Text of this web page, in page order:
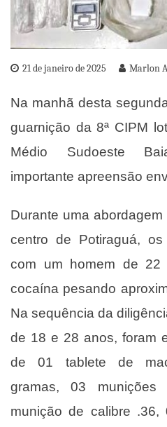
21 de janeiro de 2025 Marlon
Na manhã desta
guarnição da 8ª CIPM
Médio Sudoeste
importante apreensão
Durante uma
centro de Potiraguá, os
com um homem de
cocaína pesando
Na sequência da
de 18 e 28 anos, foram
de 01 tablete de
gramas, 03
munição de calibre